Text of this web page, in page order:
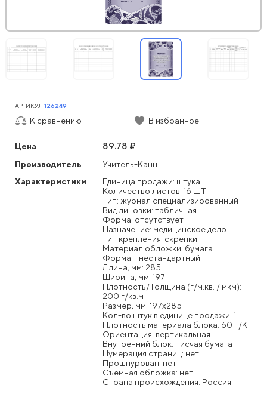
Цена 89.78 ₽
Производитель
Учитель-Канц
Характеристики
Единица продажи: штука
Количество листов: 16 ШТ
Тип: журнал специализированный
Вид линовки: табличная
Форма: отсутствует
Назначение: медицинское дело
Тип крепления: скрепки
Материал обложки: бумага
Формат: нестандартный
Длина, мм: 285
Ширина, мм: 197
Плотность/Толщина (г/м.кв. / мкм):
200 г/кв.м
Размер, мм: 197x285
Кол-во штук в единице продажи: 1
Плотность материала блока: 60 Г/К
Ориентация: вертикальная
Внутренний блок: писчая бумага
Нумерация страниц: нет
Прошнурован: нет
Съемная обложка: нет
Страна происхождения: Россия
АРТИКУЛ 126249
К сравнению В избранное